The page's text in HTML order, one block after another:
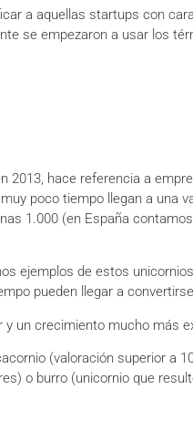
a aquellas startups con
se empezaron a usar los
2013, hace referencia a
poco tiempo llegan a una
1.000 (en España
ejemplos de estos
pueden llegar a
un crecimiento mucho más
(valoración superior a
o burro (unicornio que